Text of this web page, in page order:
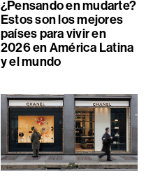
¿Pensando en mudarte?
Estos son los mejores
países para vivir en
2026 en América Latina
y el mundo